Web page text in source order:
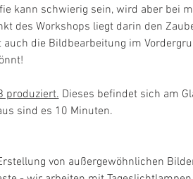
kann schwierig sein, wird aber bei
des Workshops liegt darin den
auch die Bildbearbeitung im
produziert. Dieses befindet sich am
sind es 10 Minuten.
von außergewöhnlichen